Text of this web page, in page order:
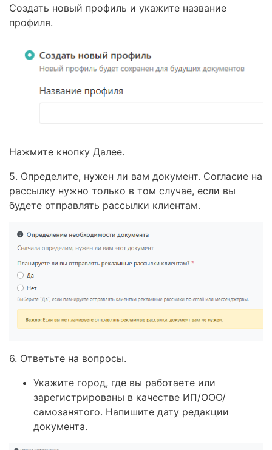
Создать новый профиль и укажите название
профиля.
Нажмите кнопку Далее.
5. Определите, нужен ли вам документ. Согласие на
рассылку нужно только в том случае, если вы
будете отправлять рассылки клиентам.
6. Ответьте на вопросы.
Укажите город, где вы работаете или
зарегистрированы в качестве ИП/ООО/
самозанятого. Напишите дату редакции
документа.